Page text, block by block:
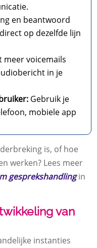
en beantwoord
op dezelfde lijn
meer voicemails
in je
Gebruik je
mobiele app
is, of hoe
werken? Lees meer
gesprekshandlingin
van
instanties